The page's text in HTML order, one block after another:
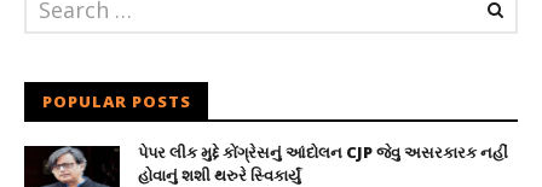
POPULAR POSTS
પેપર લીક મુદ્દે કોંગ્રેસનું આંદોલન CJP જેવુ અસરકારક નહીં
હોવાનું શશી થરુરે સ્વિકાર્યું